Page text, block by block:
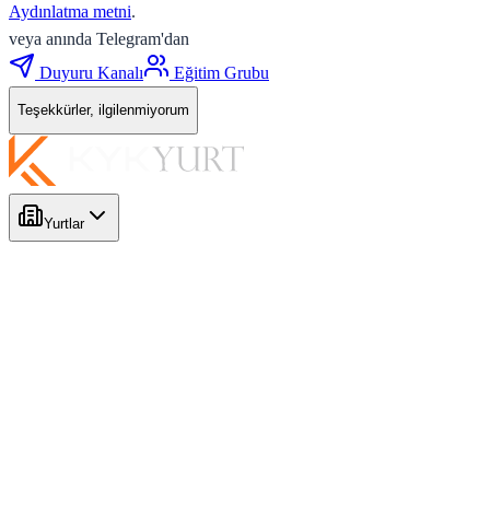
Aydınlatma metni.
veya anında Telegram'dan
Duyuru Kanalı
Eğitim Grubu
Teşekkürler, ilgilenmiyorum
Yurtlar